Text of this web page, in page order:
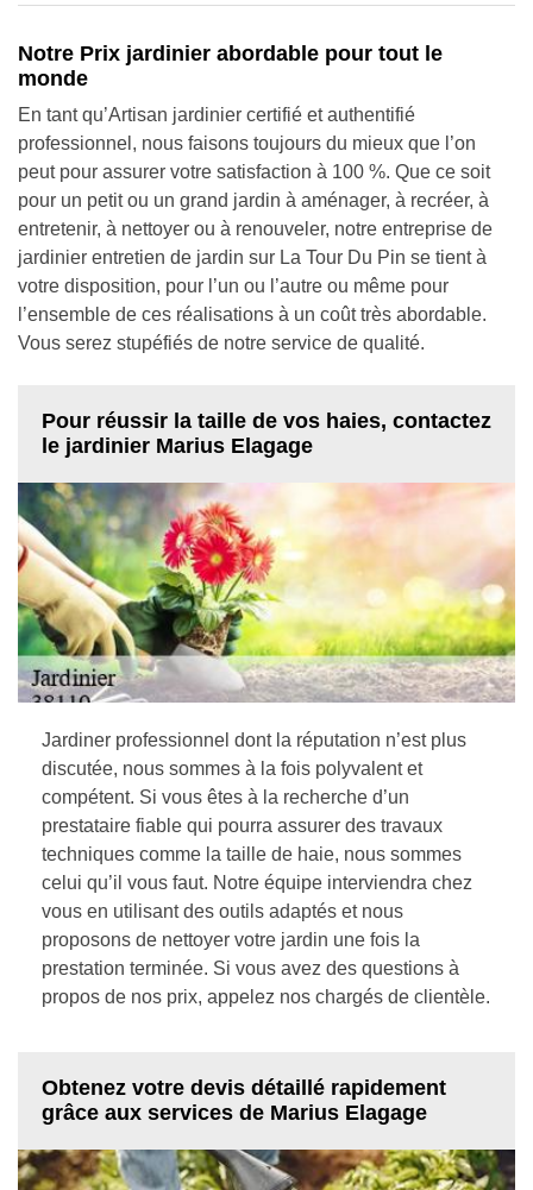
Notre Prix jardinier abordable pour tout le
monde
En tant qu’Artisan jardinier certifié et authentifié
professionnel, nous faisons toujours du mieux que l’on
peut pour assurer votre satisfaction à 100 %. Que ce soit
pour un petit ou un grand jardin à aménager, à recréer, à
entretenir, à nettoyer ou à renouveler, notre entreprise de
jardinier entretien de jardin sur La Tour Du Pin se tient à
votre disposition, pour l’un ou l’autre ou même pour
l’ensemble de ces réalisations à un coût très abordable.
Vous serez stupéfiés de notre service de qualité.
Pour réussir la taille de vos haies, contactez
le jardinier Marius Elagage
Jardiner professionnel dont la réputation n’est plus
discutée, nous sommes à la fois polyvalent et
compétent. Si vous êtes à la recherche d’un
prestataire fiable qui pourra assurer des travaux
techniques comme la taille de haie, nous sommes
celui qu’il vous faut. Notre équipe interviendra chez
vous en utilisant des outils adaptés et nous
proposons de nettoyer votre jardin une fois la
prestation terminée. Si vous avez des questions à
propos de nos prix, appelez nos chargés de clientèle.
Obtenez votre devis détaillé rapidement
grâce aux services de Marius Elagage